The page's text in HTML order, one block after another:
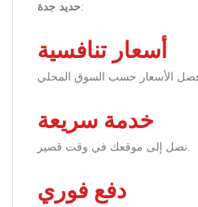
حديد جدة:
أسعار تنافسية
خدمة سريعة
نصل إلى موقعك في وقت قصير.
دفع فوري